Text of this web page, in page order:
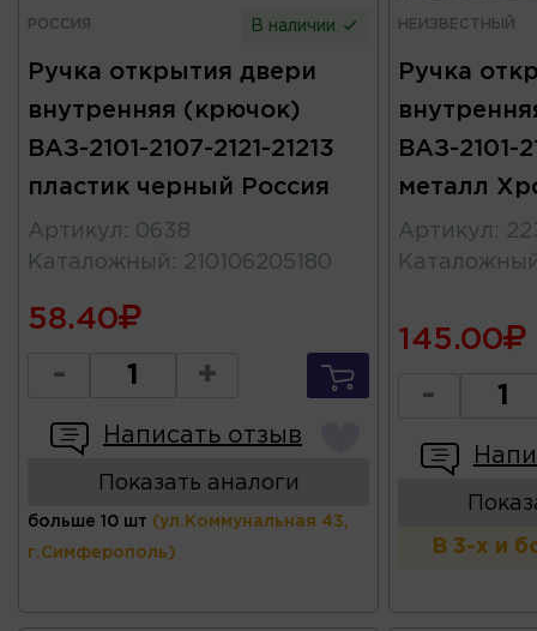
РОССИЯ В наличии
Ручка открытия двери
внутренняя (крючок)
ВАЗ-2101-2107-2121-21213
пластик черный Россия
Артикул : 0638
Каталожный : 210106205180
58.40
- +
Написать отзыв
Показать аналоги
больше 10 шт (ул.Коммунальная 43,
г.Симферополь)
НЕИЗВЕСТНЫЙ
Ручка
ВАЗ-2101-
металл
Артикул :
145.00
-
В 3-х и